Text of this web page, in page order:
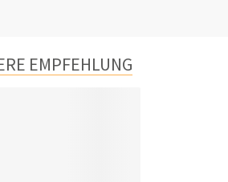
EMPFEHLUNG